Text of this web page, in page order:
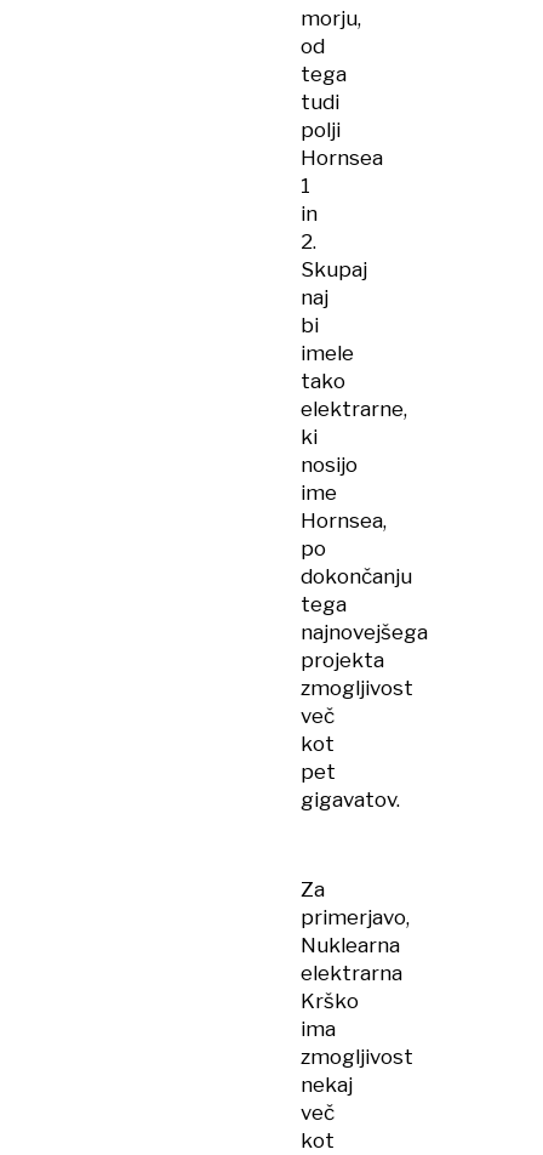
morju,
od
tega
tudi
polji
Hornsea
1
in
2.
Skupaj
naj
bi
imele
tako
elektrarne,
ki
nosijo
ime
Hornsea,
po
dokončanju
tega
najnovejšega
projekta
zmogljivost
več
kot
pet
gigavatov.
Za
primerjavo,
Nuklearna
elektrarna
Krško
ima
zmogljivost
nekaj
več
kot